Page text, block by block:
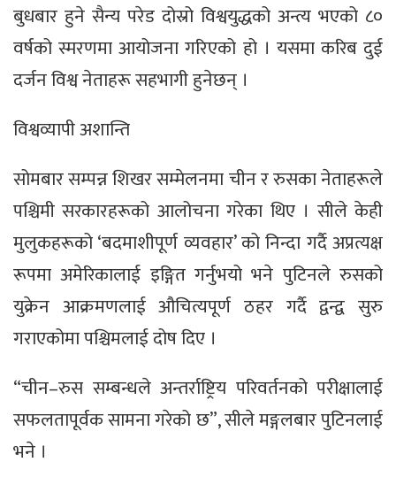
बुधबार हुने सैन्य परेड दोस्रो विश्वयुद्धको अन्त्य भएको ८०
वर्षको स्मरणमा आयोजना गरिएको हो । यसमा करिब दुई
दर्जन विश्व नेताहरू सहभागी हुनेछन् ।
विश्वव्यापी अशान्ति
सोमबार सम्पन्न शिखर सम्मेलनमा चीन र रुसका नेताहरूले
पश्चिमी सरकारहरूको आलोचना गरेका थिए । सीले केही
मुलुकहरूको ‘बदमाशीपूर्ण व्यवहार’ को निन्दा गर्दै अप्रत्यक्ष
रूपमा अमेरिकालाई इङ्गित गर्नुभयो भने पुटिनले रुसको
युक्रेन आक्रमणलाई औचित्यपूर्ण ठहर गर्दै द्वन्द्व सुरु
गराएकोमा पश्चिमलाई दोष दिए ।
“चीन–रुस सम्बन्धले अन्तर्राष्ट्रिय परिवर्तनको परीक्षालाई
सफलतापूर्वक सामना गरेको छ”, सीले मङ्गलबार पुटिनलाई
भने ।